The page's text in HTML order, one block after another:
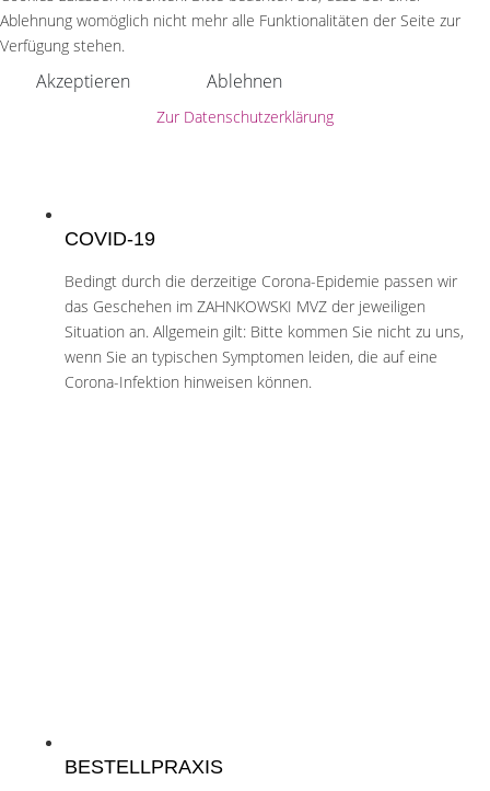
COVID-19
Bedingt durch die derzeitige Corona-Epidemie passen wir
das Geschehen im ZAHNKOWSKI MVZ der jeweiligen
Situation an. Allgemein gilt: Bitte kommen Sie nicht zu uns,
wenn Sie an typischen Symptomen leiden, die auf eine
Corona-Infektion hinweisen können.
BESTELLPRAXIS
Ablehnung womöglich nicht mehr alle Funktionalitäten der Seite zur
Verfügung stehen.
Akzeptieren Ablehnen
Zur Datenschutzerklärung